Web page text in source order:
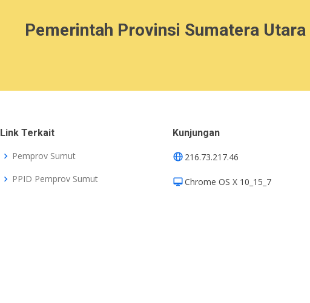
Pemerintah Provinsi Sumatera Utara
Link Terkait
Pemprov Sumut
PPID Pemprov Sumut
Kunjungan
216.73.217.46
Chrome OS X 10_15_7